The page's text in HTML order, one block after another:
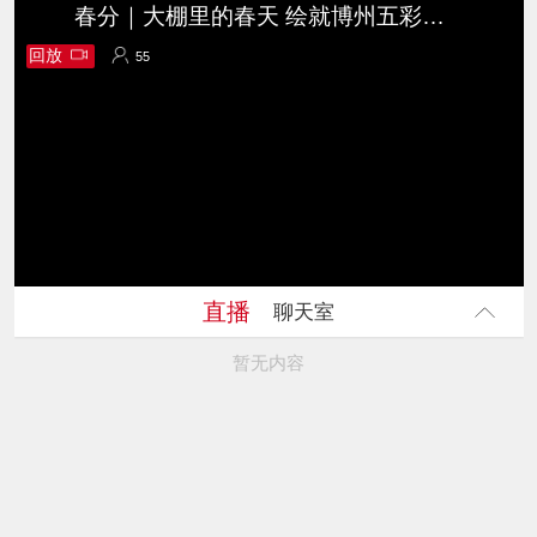
回放 55
春分｜大棚里的春天 绘就博州五彩画卷
直播 聊天室
暂无内容